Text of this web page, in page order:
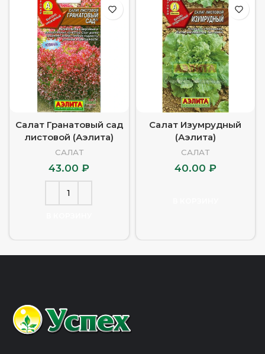
Салат Гранатовый сад
листовой (Аэлита)
САЛАТ
43.00₽
Салат Изумрудный
(Аэлита)
САЛАТ
40.00 ₽